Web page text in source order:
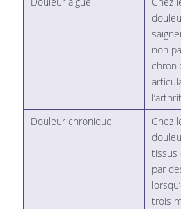
non
Douleur chronique
Chez
tissus
par
trois